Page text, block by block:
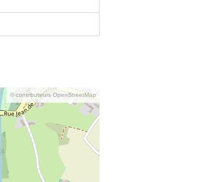
© contributeurs OpenStreetMap